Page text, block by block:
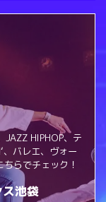
JAZZ HIPHOP、テ
、バレエ、ヴォー
らでチェック！
池袋